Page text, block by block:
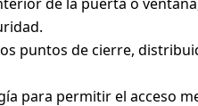
puntos de cierre,
para permitir el acceso